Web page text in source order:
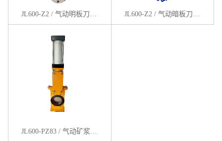
JL600-PZ83 / 气动矿浆刀闸阀